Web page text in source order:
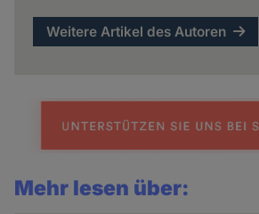
Weitere Artikel des Autoren
Mehr lesen über: